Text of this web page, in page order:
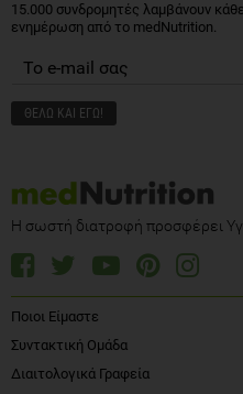
15.000 συνδρομητές λαμβάνουν
ενημέρωση από το medNutrition.
Η σωστή διατροφή προσφέρει
Ποιοι Είμαστε
Συντακτική Ομάδα
Διαιτολογικά Γραφεία